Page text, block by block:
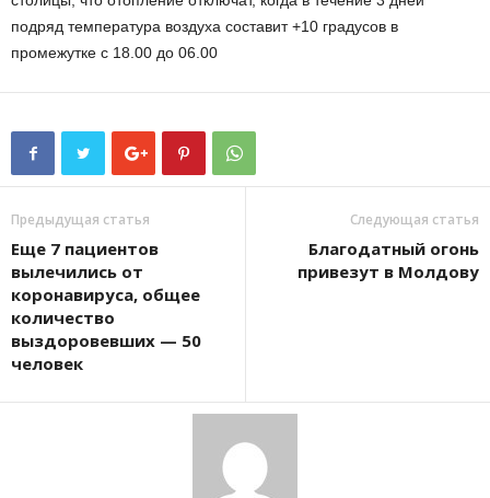
подряд температура воздуха составит +10 градусов в
промежутке с 18.00 до 06.00
Предыдущая статья
Еще 7 пациентов
вылечились от
коронавируса, общее
количество
выздоровевших — 50
человек
Следующая статья
Благодатный огонь
привезут в Молдову